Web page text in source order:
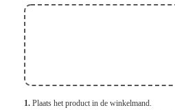
1. Plaats het product in de winkelmand.